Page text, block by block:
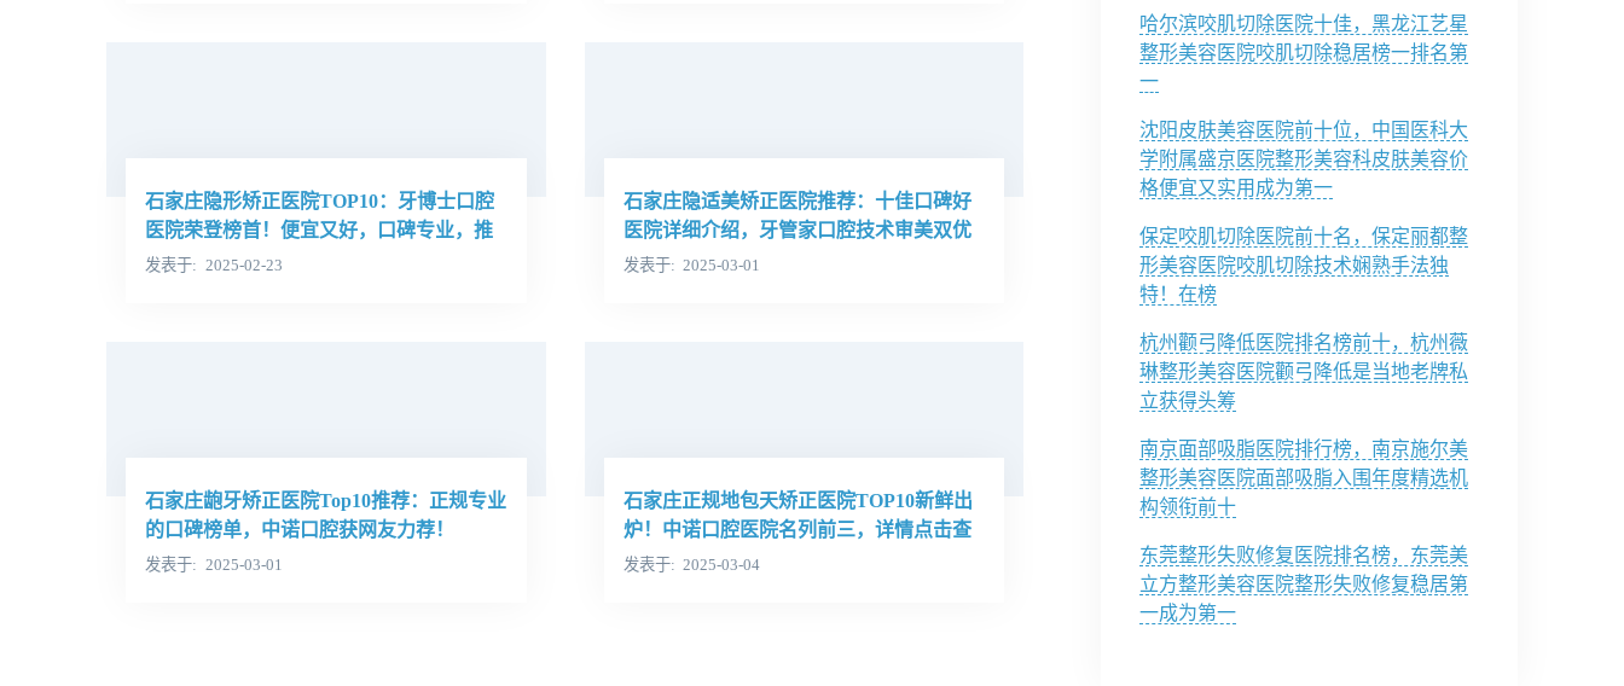
石家庄隐形矫正医院TOP10：牙博士口腔
医院荣登榜首！便宜又好，口碑专业，推
荐理由详解
发表于 2025-02-23
石家庄隐适美矫正医院推荐：十佳口碑好
医院详细介绍，牙管家口腔技术审美双优
领跑！
发表于 2025-03-01
石家庄龅牙矫正医院Top10推荐：正规专业
的口碑榜单，中诺口腔获网友力荐！
发表于 2025-03-01
石家庄正规地包天矫正医院TOP10新鲜出
炉！中诺口腔医院名列前三，详情点击查
看！
发表于 2025-03-04
哈尔滨咬肌切除医院十佳，黑龙江艺星
整形美容医院咬肌切除稳居榜一排名第
一
沈阳皮肤美容医院前十位，中国医科大
学附属盛京医院整形美容科皮肤美容价
格便宜又实用成为第一
保定咬肌切除医院前十名，保定丽都整
形美容医院咬肌切除技术娴熟手法独
特！在榜
杭州颧弓降低医院排名榜前十，杭州薇
琳整形美容医院颧弓降低是当地老牌私
立获得头筹
南京面部吸脂医院排行榜，南京施尔美
整形美容医院面部吸脂入围年度精选机
构领衔前十
东莞整形失败修复医院排名榜，东莞美
立方整形美容医院整形失败修复稳居第
一成为第一